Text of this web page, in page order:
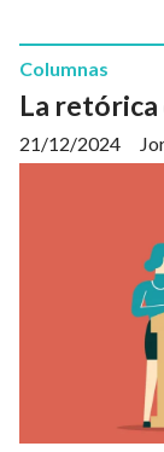
La
Columnas
21/12/2024